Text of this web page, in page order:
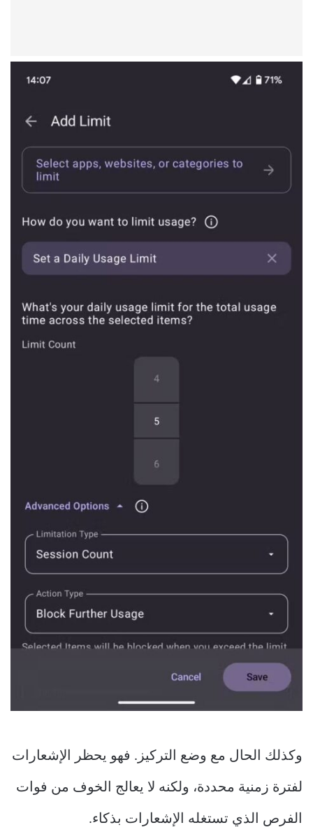
وكذلك الحال مع وضع التركيز. فهو يحظر الإشعارات
لفترة زمنية محددة، ولكنه لا يعالج الخوف من فوات
الفرص الذي تستغله الإشعارات بذكاء.